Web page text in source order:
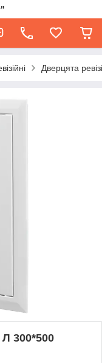
Дверцята
Л 300*500